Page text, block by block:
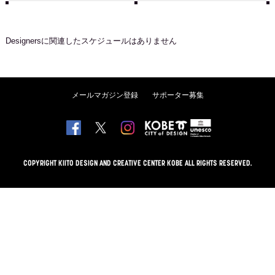
Designersに関連したスケジュールはありません
メールマガジン登録 サポーター募集
COPYRIGHT KIITO DESIGN AND CREATIVE CENTER KOBE ALL RIGHTS RESERVED.